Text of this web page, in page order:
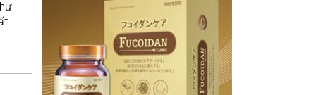
protein huyết tương.